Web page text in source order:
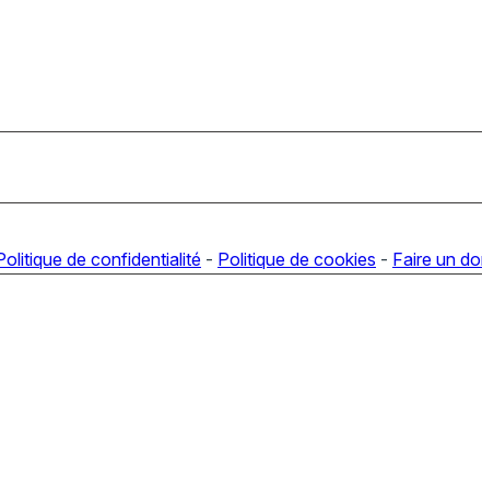
de confidentialité - Politique de cookies - Faire un